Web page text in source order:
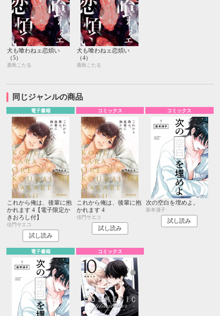
犬も喰わねェ恋煩い
（5）
鹿島こたる
犬も喰わねェ恋煩い
（4）
鹿島こたる
同じジャンルの商品
電子書籍
これから俺は、後輩に抱
かれます 4【電子限定か
きおろし付】
佳門サエコ
試し読み
コミックス
これから俺は、後輩に抱
かれます 4
佳門サエコ
試し読み
コミックス
次の空白を埋めよ。
新本浦子
試し読み
電子書籍 コミックス